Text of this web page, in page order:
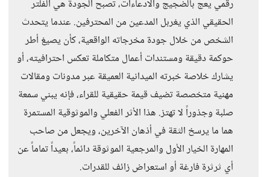
رقمي يعج بالضجيج والادعاءات، تصبح الجودة هي الفلتر
الحقيقي الذي يغربل المدعين من المحترفين. عندما يتحدث
الشخص من خلال جودة مخرجاته الواقعية، كأن يصيغ أطر
حوكمة دقيقة ومستندات أعمال متكاملة تعكس احترافيته، أو
يشارك خلاصة خبرته الميدانية العميقة عبر مدونات ومقالات
مهنية متخصصة تضيف قيمة حقيقية للقراء، فإنه يبني سمعة
صلبة وجذوراً لا تهتز. هذا الأثر الفعلي والموثوقية المستمرة
هما ما يرسخ الثقة في أذهان الآخرين، ويجعل من صاحب
المهارة الخيار الأول والمرجعية الموثوقة دائماً، بعيداً تماماً عن
أي ثرثرة فارغة أو استعراض زائف للقدرات.